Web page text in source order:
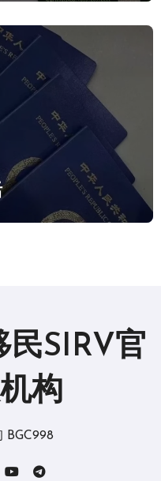
民SIRV官
构
BGC998